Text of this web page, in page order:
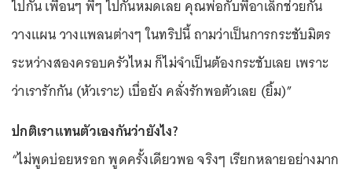
ไปกัน เพื่อนๆ พี่ๆ ไปกันหมดเลย คุณพ่อกับพี่อาเล็กช่วยกัน
วางแผน วางแพลนต่างๆ ในทริปนี้ ถามว่าเป็นการกระชับมิตร
ระหว่างสองครอบครัวไหม ก็ไม่จำเป็นต้องกระชับเลย เพราะ
ว่าเรารักกัน (หัวเราะ) เบื่อยัง คลั่งรักพอตัวเลย (ยิ้ม)”
ปกติเราแทนตัวเองกันว่ายังไง?
“ไม่พูดบ่อยหรอก พูดครั้งเดียวพอ จริงๆ เรียกหลายอย่างมาก